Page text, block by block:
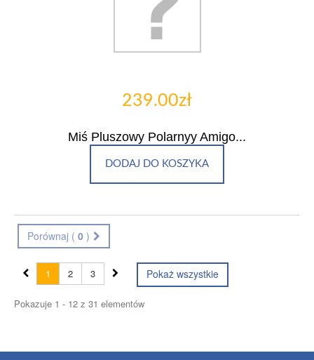
239.00zł
Miś Pluszowy Polarnyy Amigo...
DODAJ DO KOSZYKA
Porównaj ( 0 )
Pokaż wszystkie
1 2 3
Pokazuje 1 - 12 z 31 elementów